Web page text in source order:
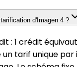
d'Imagen 4 ?
: 1 crédit équivaut
tarif unique par